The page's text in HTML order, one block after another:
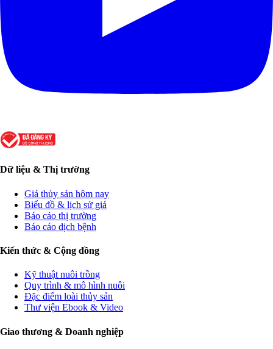
Dữ liệu & Thị trường
Giá thủy sản hôm nay
Biểu đồ & lịch sử giá
Báo cáo thị trường
Báo cáo dịch bệnh
Kiến thức & Cộng đồng
Kỹ thuật nuôi trồng
Quy trình & mô hình nuôi
Đặc điểm loài thủy sản
Thư viện Ebook & Video
Giao thương & Doanh nghiệp